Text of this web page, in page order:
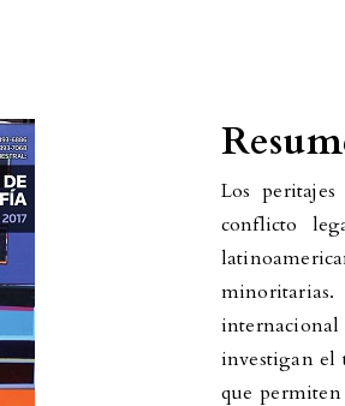
Los
conflicto
investigan el
que